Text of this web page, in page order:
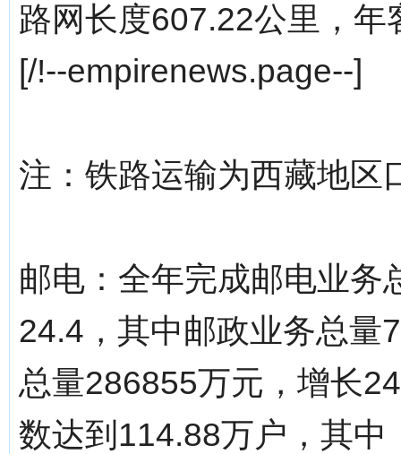
路网长度607.22公里，
[/!--empirenews.page--]
注：铁路运输为西藏地区
邮电：全年完成邮电业务
24.4，其中邮政业务总量
总量286855万元，增长
数达到114.88万户，其